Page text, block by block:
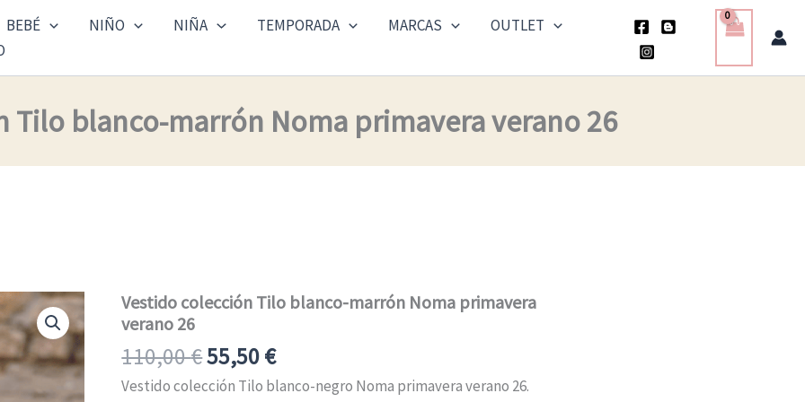
BEBÉ NIÑO NIÑA TEMPORADA MARCAS
OUTLET
Tilo blanco-marrón Noma primavera verano 26
Vestido colección Tilo blanco-marrón Noma primavera
verano 26
110,00€
El
original
era:
55,50€
El
actual
es:
Vestido colección Tilo blanco-negro Noma primavera verano 26.
Vestido
colección
Tilo
blanco-
marrón
Noma
era: